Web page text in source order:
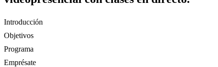
Introducción
Objetivos
Programa
Emprésate